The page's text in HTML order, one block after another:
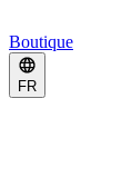
Boutique
FR